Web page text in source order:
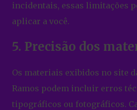
incidentais, essas limitações
aplicar a você.
5. Precisão dos
Os materiais exibidos no site
Ramos podem incluir erros
tipográficos ou fotográficos.